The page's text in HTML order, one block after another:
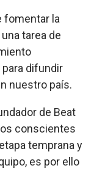
fomentar la
tarea de
difundir
nuestro país.
de Beat
conscientes
temprana y
es por ello